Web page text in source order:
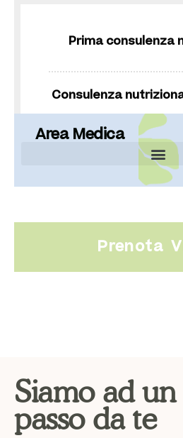
Prima consulenza
Consulenza
Area Medica
Prenota
Siamo ad un
passo da te